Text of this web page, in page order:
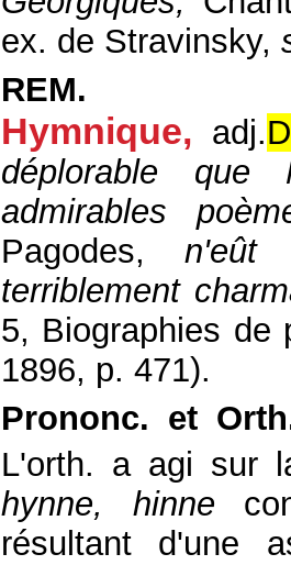
ex. de Stravinsky,
REM.
Hymnique, adj.
déplorable
admirables
Pagodes, n'eût
terriblement
5, Biographies de
1896, p. 471).
Prononc. et
L'orth. a agi sur
hynne, hinne
résultant d'une